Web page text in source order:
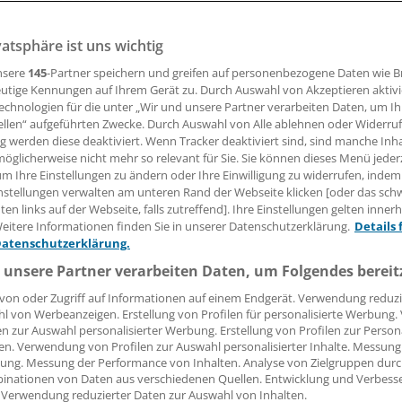
zum Management bei Herzinsuffizienz (HF) sind
auch neueste Studiendaten zu SGLT2-Hemmern
(HFpEF) berücksichtigt.
Leserin, lieber Leser,
Beitrag können Sie lesen, sobald Sie sich eingeloggt
Jetzt anmelden »
Kostenlos
vergessen?
ist mit wenigen Klicks erledigt und kostenlos.
des kostenlosen Login:
Analysen, Hintergründe und Infografiken
Interviews und Praxis-Tipps
ist uns wichtig
145-Partner speichern und greifen auf personenbezogene Daten wie
Kennungen auf Ihrem Gerät zu. Durch Auswahl von Akzeptieren
für die unter „Wir und unsere Partner verarbeiten Daten, um
aufgeführten Zwecke. Durch Auswahl von Alle ablehnen oder
werden diese deaktiviert. Wenn Tracker deaktiviert sind, sind manche
nicht mehr so relevant für Sie. Sie können dieses Menü
Ihre Einstellungen zu ändern oder Ihre Einwilligung zu widerrufen, indem
verwalten am unteren Rand der Webseite klicken [oder das
links auf der Webseite, falls zutreffend]. Ihre Einstellungen gelten
Informationen finden Sie in unserer Datenschutzerklärung. Details
Partner verarbeiten Daten, um Folgendes
oder Zugriff auf Informationen auf einem Endgerät. Verwendung
von Werbeanzeigen. Erstellung von Profilen für personalisierte
zur Auswahl personalisierter Werbung. Erstellung von Profilen zur
Verwendung von Profilen zur Auswahl personalisierter Inhalte.
Messung der Performance von Inhalten. Analyse von Zielgruppen
von Daten aus verschiedenen Quellen. Entwicklung und
reduzierter Daten zur Auswahl von Inhalten.